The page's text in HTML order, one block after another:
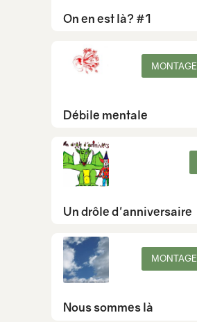
On en est là? #1
Débile mentale
Un drôle d'anniversaire
Nous sommes là